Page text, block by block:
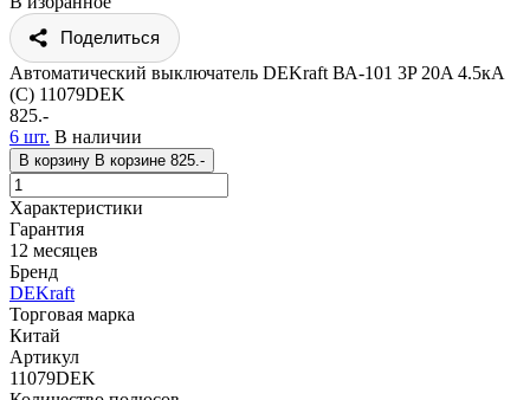
Поделиться
Автоматический выключатель DEKraft ВА-101 3P 20A 4.5кА
(C) 11079DEK
825.-
6 шт. В наличии
В корзину В корзине 825.-
Характеристики
Гарантия
12 месяцев
Бренд
DEKraft
Торговая марка
Китай
Артикул
11079DEK